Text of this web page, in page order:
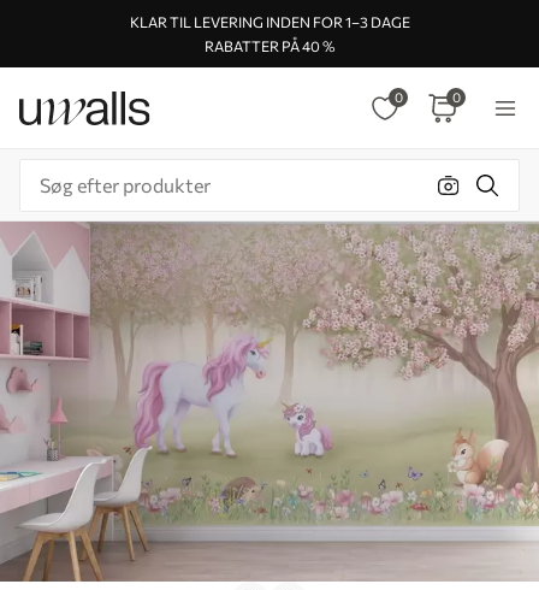
KLAR TIL LEVERING INDEN FOR 1–3 DAGE
RABATTER PÅ 40 %
0 0